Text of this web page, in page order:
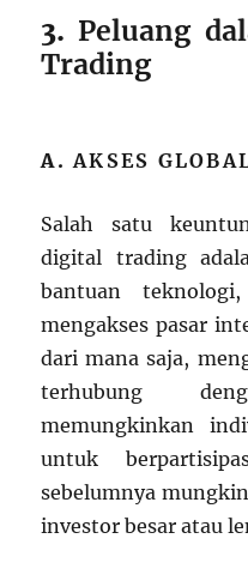
3. Peluang
Trading
A.AKSES
Salah satu
digital trading
bantuan
mengakses pasar
dari mana saja,
terhubung
memungkinkan
untuk
sebelumnya
investor besar atau